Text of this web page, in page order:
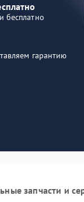
бесплатно
гарантию
запчасти и